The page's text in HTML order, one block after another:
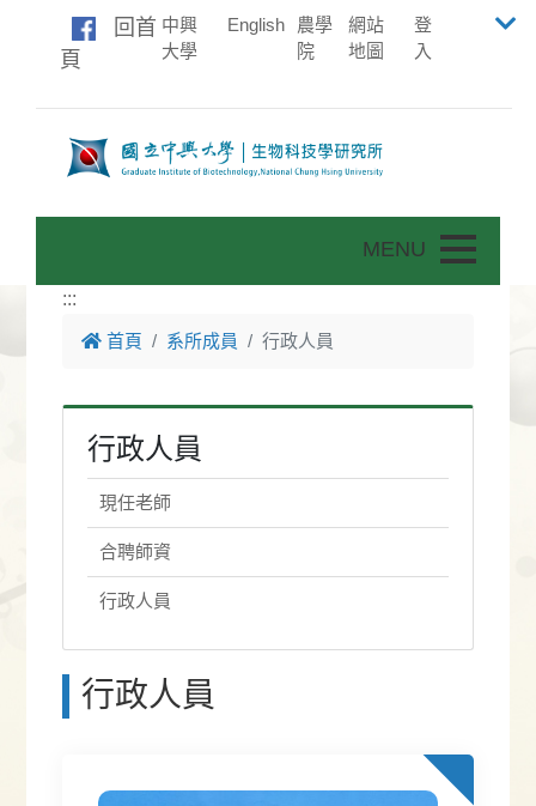
回首
頁
中興
大學
English
農學
院
網站
地圖
登
入
Toggle
:::
首頁 系所成員 行政人員
行政人員
現任老師
合聘師資
行政人員
行政人員